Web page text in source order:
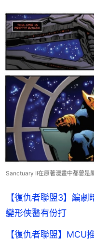
Sanctuary II在原著漫畫中都曾是
【復仇者聯盟3】編
變形俠醫有份打
【復仇者聯盟】